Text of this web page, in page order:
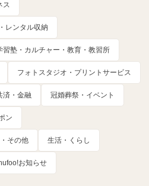
ス
レンタル収納
習塾・カルチャー・教育・教習所
フォトスタジオ・プリントサービス
済・金融 冠婚葬祭・イベント
ン
その他 生活・くらし
お知らせ